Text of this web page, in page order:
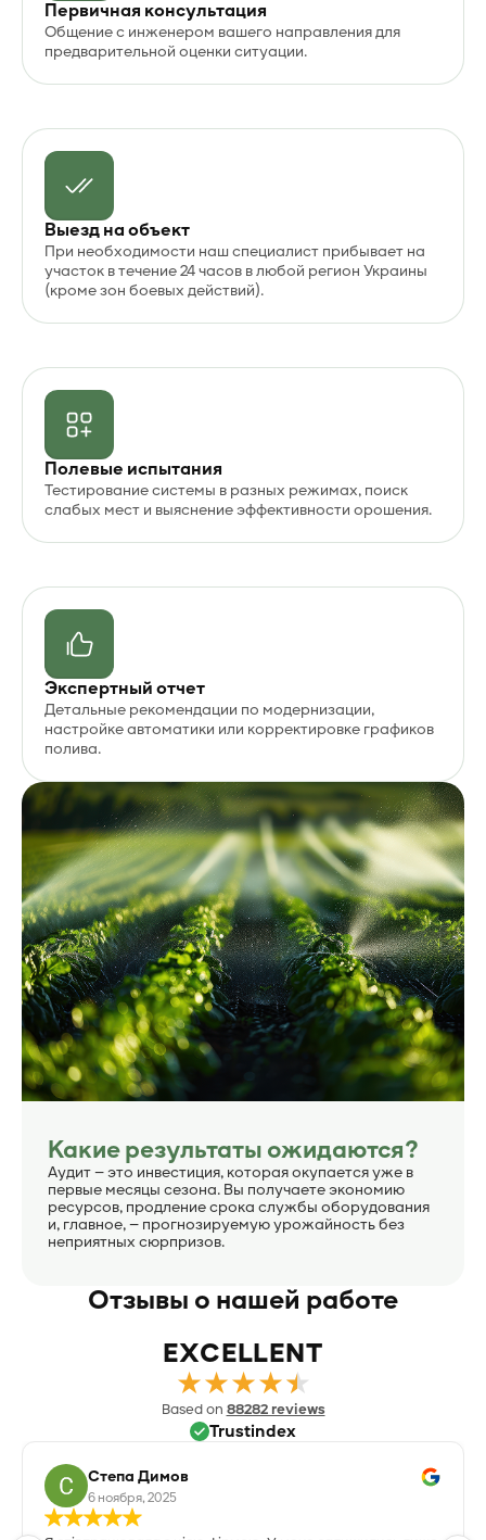
Первичная консультация
Общение с инженером вашего направления для
предварительной оценки ситуации.
Выезд на объект
При необходимости наш специалист прибывает на
участок в течение 24 часов в любой регион Украины
(кроме зон боевых действий).
Полевые испытания
Тестирование системы в разных режимах, поиск
слабых мест и выяснение эффективности орошения.
Экспертный отчет
Детальные рекомендации по модернизации,
настройке автоматики или корректировке графиков
полива.
Какие результаты ожидаются?
Аудит — это инвестиция, которая окупается уже в
первые месяцы сезона. Вы получаете экономию
ресурсов, продление срока службы оборудования
и, главное, — прогнозируемую урожайность без
неприятных сюрпризов.
Отзывы о нашей работе
EXCELLENT
★★★★★
Based on 88282 reviews
Trustindex
Степа Димов
6 ноября, 2025